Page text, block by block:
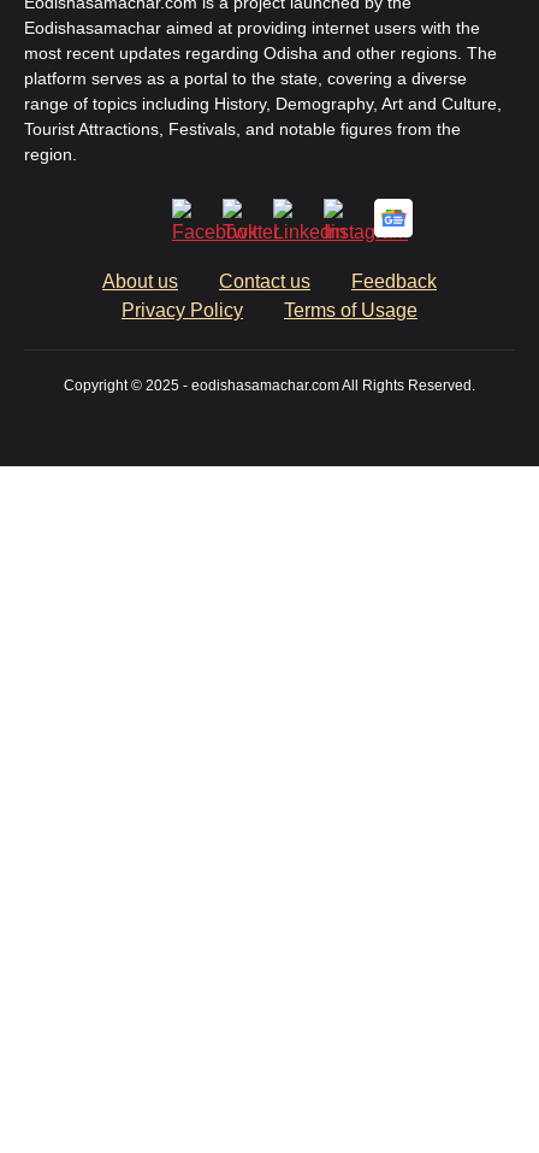
Eodishasamachar aimed at providing internet users with the
most recent updates regarding Odisha and other regions. The
platform serves as a portal to the state, covering a diverse
range of topics including History, Demography, Art and Culture,
Tourist Attractions, Festivals, and notable figures from the
region.
About us Contact us
Feedback
Privacy Policy
Terms of Usage
Copyright © 2025 - eodishasamachar.com All Rights Reserved.